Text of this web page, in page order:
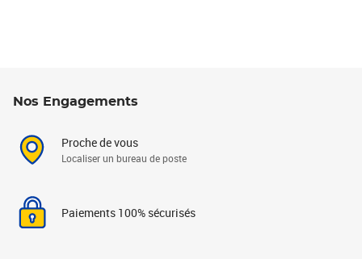
Nos Engagements
Proche de vous
Localiser un bureau de poste
Paiements 100% sécurisés